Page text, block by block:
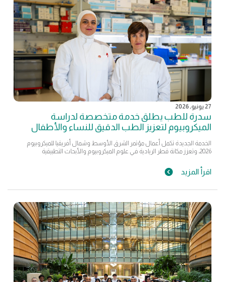
27 يونيو, 2026
سدرة للطب يطلق خدمة متخصصة لدراسة
الميكروبيوم لتعزيز الطب الدقيق للنساء والأطفال
الخدمة الجديدة تكمل أعمال مؤتمر الشرق الأوسط وشمال أفريقيا للميكروبيوم
2026، وتعزز مكانة قطر الريادية في علوم الميكروبيوم والأبحاث التطبيقية
اقرأ المزيد